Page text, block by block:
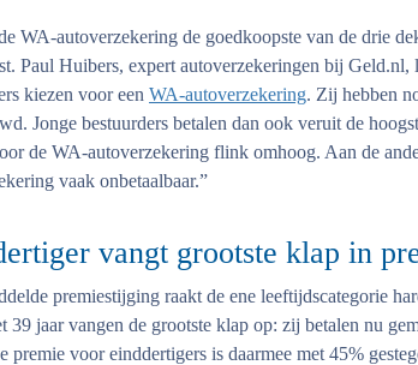
WA-autoverzekering de goedkoopste van de drie
Paul Huibers, expert autoverzekeringen bij
kiezen voor een WA-autoverzekering. Zij hebben
Jonge bestuurders betalen dan ook veruit de
de WA-autoverzekering flink omhoog. Aan de
vaak onbetaalbaar.”
vangt grootste klap in
premiestijging raakt de ene leeftijdscategorie
39 jaar vangen de grootste klap op: zij betalen nu
premie voor einddertigers is daarmee met 45%